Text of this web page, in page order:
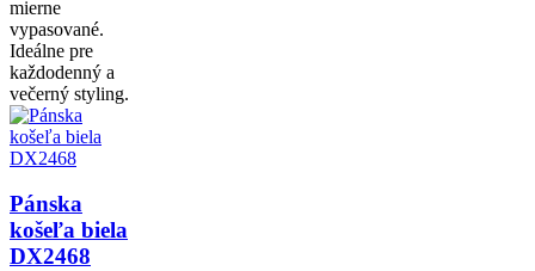
mierne
vypasované.
Ideálne pre
každodenný a
večerný styling.
Pánska
košeľa biela
DX2468